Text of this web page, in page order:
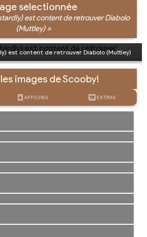
selectionnée
est content de retrouver Diabolo
(Muttley) »
est content de retrouver Diabolo (Muttley)
images de Scooby!
6 AFFICHES 19 EXTRAS